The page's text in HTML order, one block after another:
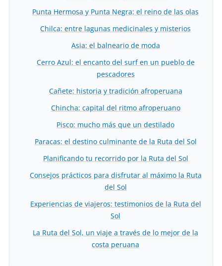
Punta Hermosa y Punta Negra: el reino de las olas
Chilca: entre lagunas medicinales y misterios
Asia: el balneario de moda
Cerro Azul: el encanto del surf en un pueblo de
pescadores
Cañete: historia y tradición afroperuana
Chincha: capital del ritmo afroperuano
Pisco: mucho más que un destilado
Paracas: el destino culminante de la Ruta del Sol
Planificando tu recorrido por la Ruta del Sol
Consejos prácticos para disfrutar al máximo la Ruta
del Sol
Experiencias de viajeros: testimonios de la Ruta del
Sol
La Ruta del Sol, un viaje a través de lo mejor de la
costa peruana